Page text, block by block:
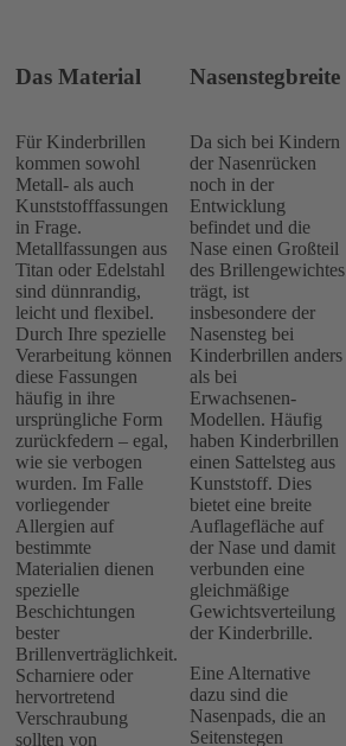
Das Material
Für Kinderbrillen
kommen sowohl
Metall- als auch
Kunststofffassungen
in Frage.
Metallfassungen aus
Titan oder Edelstahl
sind dünnrandig,
leicht und flexibel.
Durch Ihre spezielle
Verarbeitung können
diese Fassungen
häufig in ihre
ursprüngliche Form
zurückfedern – egal,
wie sie verbogen
wurden. Im Falle
vorliegender
Allergien auf
bestimmte
Materialien dienen
spezielle
Beschichtungen
bester
Brillenverträglichkeit.
Scharniere oder
hervortretend
Verschraubung
sollten von
Nasenstegbreite
Da sich bei Kindern
der Nasenrücken
noch in der
Entwicklung
befindet und die
Nase einen Großteil
des Brillengewichtes
trägt, ist
insbesondere der
Nasensteg bei
Kinderbrillen anders
als bei
Erwachsenen-
Modellen. Häufig
haben Kinderbrillen
einen Sattelsteg aus
Kunststoff. Dies
bietet eine breite
Auflagefläche auf
der Nase und damit
verbunden eine
gleichmäßige
Gewichtsverteilung
der Kinderbrille.
Eine Alternative
dazu sind die
Nasenpads, die an
Seitenstegen